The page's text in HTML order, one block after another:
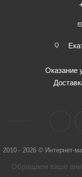
Оказание
2010 - 2026 © Интернет-
Обращаем ваше